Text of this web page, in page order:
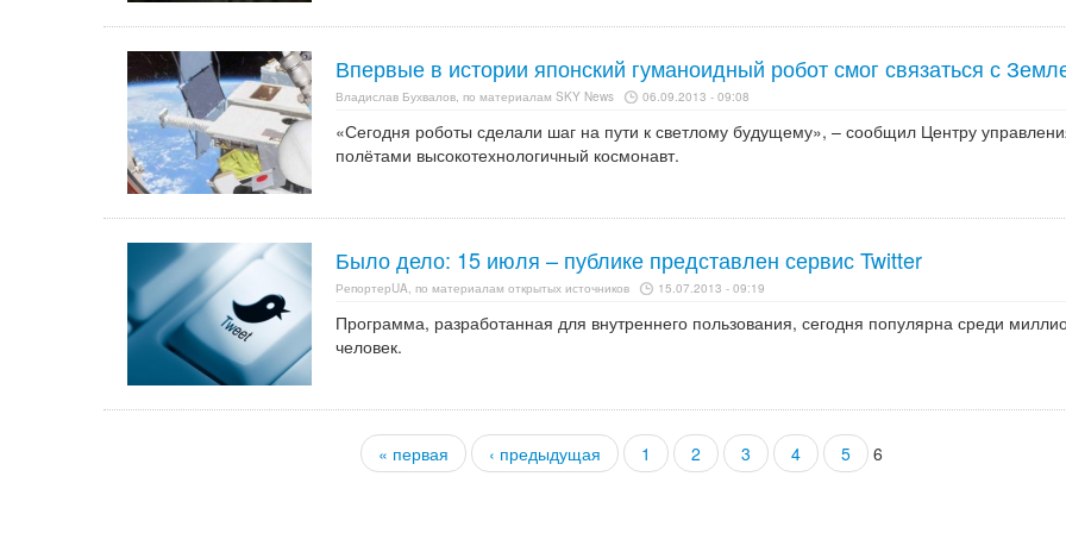
Впервые в истории японский гуманоидный робот смог связаться с
Владислав Бухвалов, по материалам SKY News 06.09.2013 - 09:08
«Сегодня роботы сделали шаг на пути к светлому будущему», – сообщил Центру
полётами высокотехнологичный космонавт.
Было дело: 15 июля – публике представлен сервис Twitter
РепортерUA, по материалам открытых источников 15.07.2013 - 09:19
Программа, разработанная для внутреннего пользования, сегодня популярна среди
человек.
« первая ‹ предыдущая 1 2 3 4 5 6